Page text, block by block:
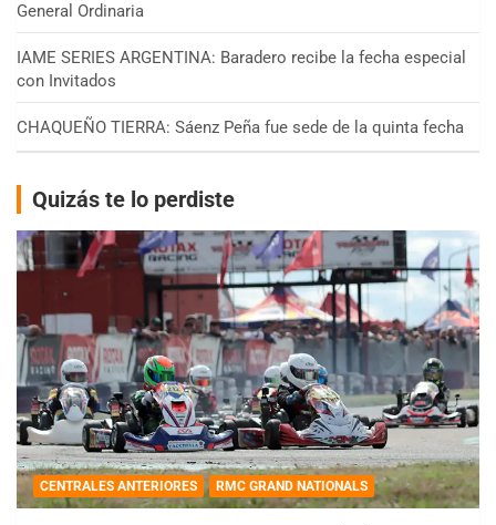
General Ordinaria
IAME SERIES ARGENTINA: Baradero recibe la fecha especial
con Invitados
CHAQUEÑO TIERRA: Sáenz Peña fue sede de la quinta fecha
Quizás te lo perdiste
CENTRALES ANTERIORES RMC GRAND NATIONALS